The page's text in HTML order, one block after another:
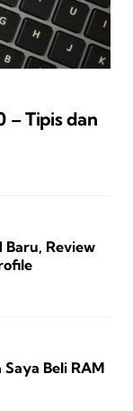
– Tipis dan
Review
Beli RAM